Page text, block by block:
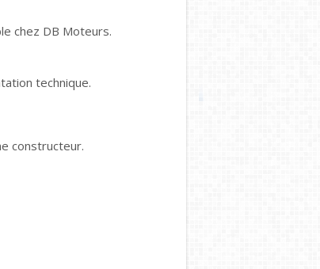
chez DB Moteurs.
technique.
constructeur.